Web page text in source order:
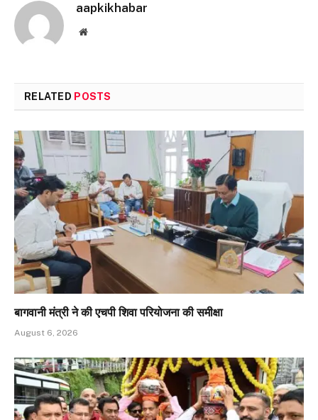
aapkikhabar
Website
RELATED POSTS
बागवानी मंत्री ने की एचपी शिवा परियोजना की समीक्षा
August 6, 2026